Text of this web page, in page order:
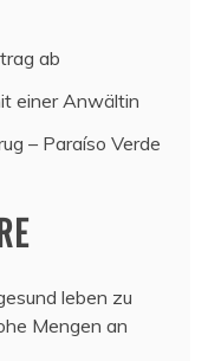
ab
einer Anwältin
– Paraíso Verde
leben zu
Mengen an